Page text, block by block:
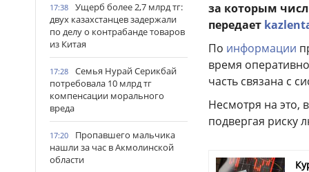
17:38
Ущерб более 2,7 млрд тг:
двух казахстанцев задержали
по делу о контрабанде товаров
из Китая
17:28
Семья Нурай Серикбай
потребовала 10 млрд тг
компенсации морального
вреда
17:20
Пропавшего мальчика
нашли за час в Акмолинской
области
за которым
передает
По информации
время
часть связана с
Несмотря на это,
подвергая риску